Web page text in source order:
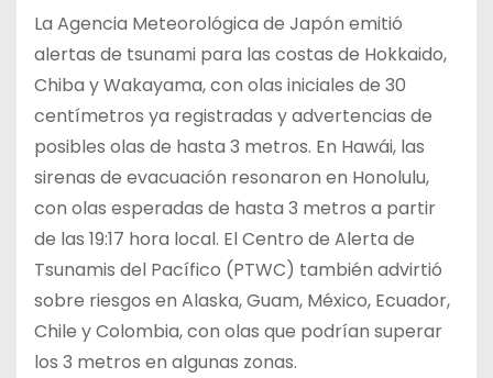
La Agencia Meteorológica de Japón emitió
alertas de tsunami para las costas de Hokkaido,
Chiba y Wakayama, con olas iniciales de 30
centímetros ya registradas y advertencias de
posibles olas de hasta 3 metros. En Hawái, las
sirenas de evacuación resonaron en Honolulu,
con olas esperadas de hasta 3 metros a partir
de las 19:17 hora local. El Centro de Alerta de
Tsunamis del Pacífico (PTWC) también advirtió
sobre riesgos en Alaska, Guam, México, Ecuador,
Chile y Colombia, con olas que podrían superar
los 3 metros en algunas zonas.